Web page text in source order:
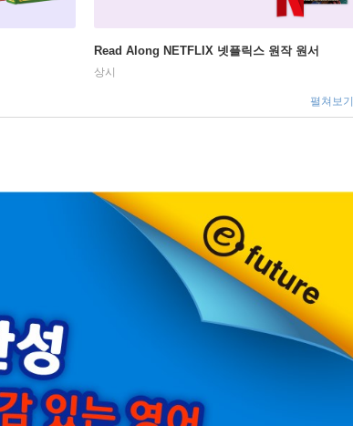
Read Along NETFLIX 넷플릭스 원작 원서
상시
펼쳐보기